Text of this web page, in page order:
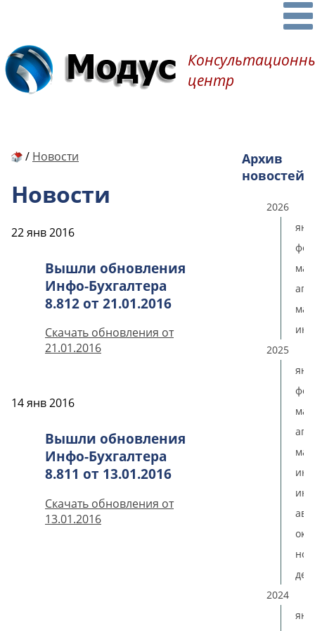
центр
/ Новости
Новости
22 янв 2016
Вышли обновления
Инфо-Бухгалтера
8.812 от 21.01.2016
Скачать обновления от
21.01.2016
14 янв 2016
Вышли обновления
Инфо-Бухгалтера
8.811 от 13.01.2016
Скачать обновления от
13.01.2016
Архив
новостей
2026
мая
2025
мая
2024